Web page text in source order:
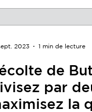
de
par
la
2023 1 min de lecture